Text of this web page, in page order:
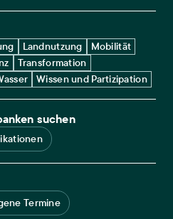
Landnutzung
Mobilität
Transformation
Wissen und Partizipation
suchen
Termine